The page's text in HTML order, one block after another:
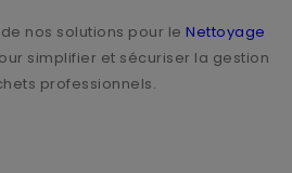
nos solutions pour leNettoyage
simplifier et sécuriser la gestion
professionnels.